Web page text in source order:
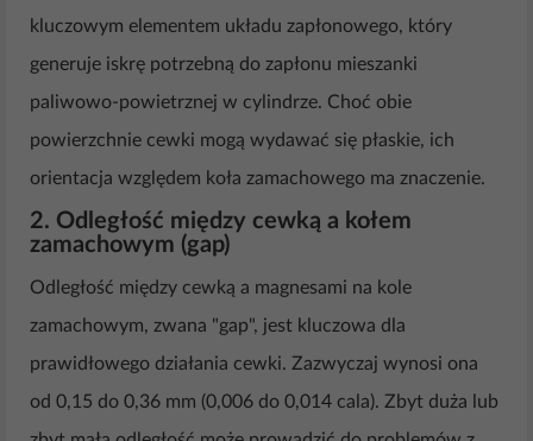
kluczowym elementem układu zapłonowego, który
generuje iskrę potrzebną do zapłonu mieszanki
paliwowo-powietrznej w cylindrze. Choć obie
powierzchnie cewki mogą wydawać się płaskie, ich
orientacja względem koła zamachowego ma znaczenie.
2. Odległość między cewką a kołem
zamachowym (gap)
Odległość między cewką a magnesami na kole
zamachowym, zwana "gap", jest kluczowa dla
prawidłowego działania cewki. Zazwyczaj wynosi ona
od 0,15 do 0,36 mm (0,006 do 0,014 cala). Zbyt duża lub